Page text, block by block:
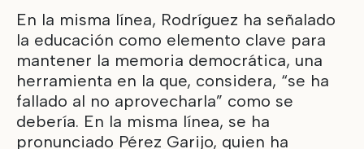
En la misma línea, Rodríguez ha señalado
la educación como elemento clave para
mantener la memoria democrática, una
herramienta en la que, considera, “se ha
fallado al no aprovecharla” como se
debería. En la misma línea, se ha
pronunciado Pérez Garijo, quien ha